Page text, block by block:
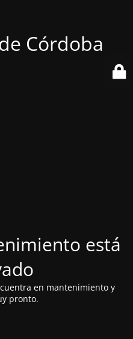
Córdoba
está
en mantenimiento y
pronto.